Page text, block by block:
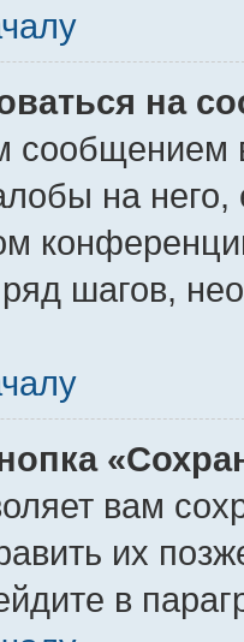
на
на
ряд шагов,
вам
их
в